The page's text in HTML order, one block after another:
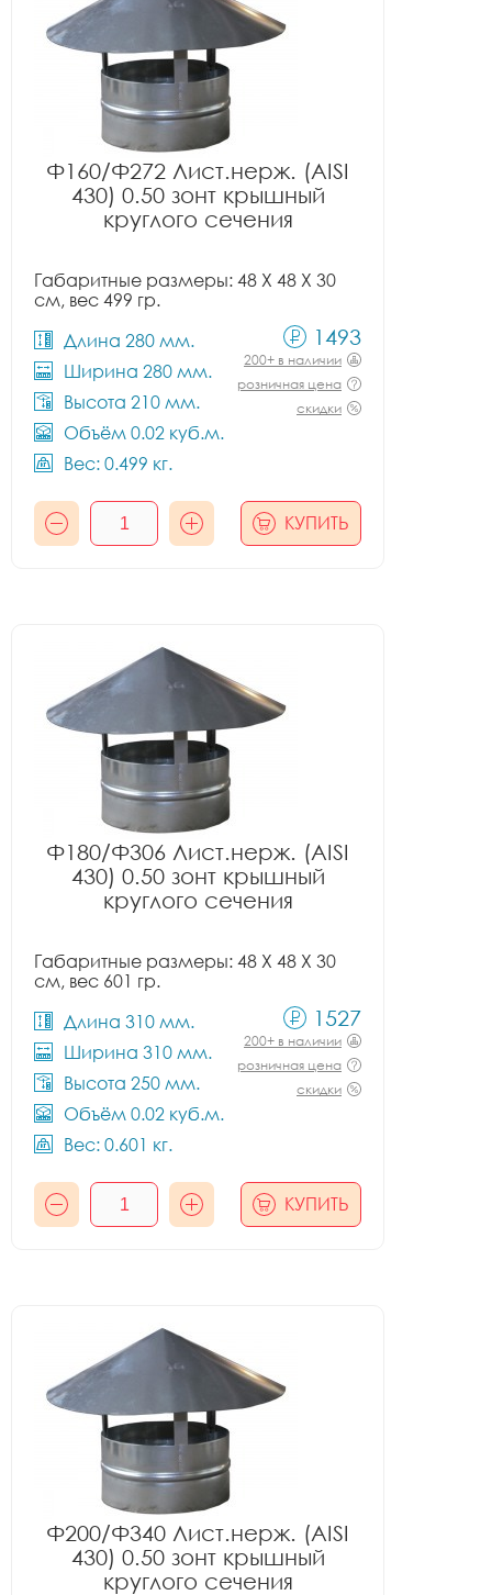
Ф160/Ф272 Лист.нерж. (AISI
430) 0.50 зонт крышный
круглого сечения
Габаритные размеры: 48 X 48 X 30
см, вес 499 гр.
Длина 280 мм.
Ширина 280 мм.
Высота 210 мм.
Объём 0.02 куб.м.
Вес: 0.499 кг.
1493
200+ в наличии
розничная цена
скидки
КУПИТЬ
Ф180/Ф306 Лист.нерж. (AISI
430) 0.50 зонт крышный
круглого сечения
Габаритные размеры: 48 X 48 X 30
см, вес 601 гр.
Длина 310 мм.
Ширина 310 мм.
Высота 250 мм.
Объём 0.02 куб.м.
Вес: 0.601 кг.
1527
200+ в наличии
розничная цена
скидки
КУПИТЬ
Ф200/Ф340 Лист.нерж. (AISI
430) 0.50 зонт крышный
круглого сечения